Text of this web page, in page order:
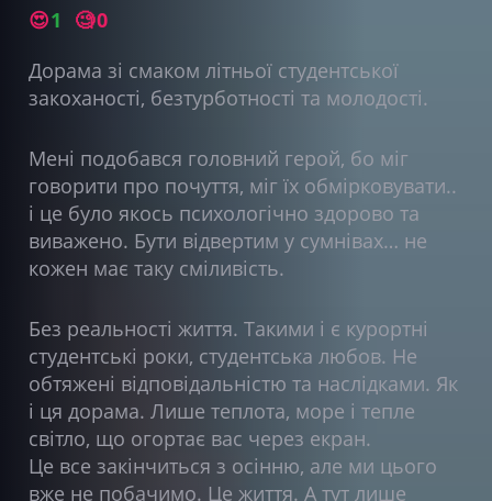
😍1 🧐0
Дорама зі смаком літньої студентської
закоханості, безтурботності та молодості.
Мені подобався головний герой, бо міг
говорити про почуття, міг їх обмірковувати..
і це було якось психологічно здорово та
виважено. Бути відвертим у сумнівах… не
кожен має таку сміливість.
Без реальності життя. Такими і є курортні
студентські роки, студентська любов. Не
обтяжені відповідальністю та наслідками. Як
і ця дорама. Лише теплота, море і тепле
світло, що огортає вас через екран.
Це все закінчиться з осінню, але ми цього
вже не побачимо. Це життя. А тут лише